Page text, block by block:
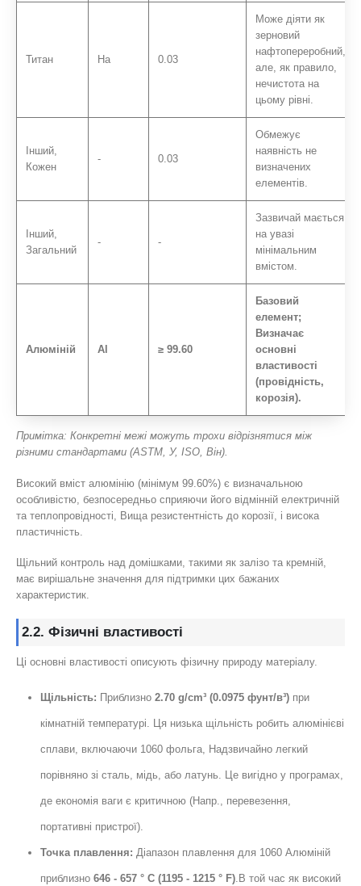
Титан На 0.03
Може діяти як
зерновий
нафтопереробний,
але, як правило,
нечистота на
цьому рівні.
Інший,
Кожен
- 0.03
Обмежує
наявність не
визначених
елементів.
Інший,
Загальний
- -
Зазвичай мається
на увазі
мінімальним
вмістом.
Алюміній Al ≥ 99.60
Базовий
елемент;
Визначає
основні
властивості
(провідність,
корозія).
Примітка: Конкретні межі можуть трохи відрізнятися між
різними стандартами (ASTM, У, ISO, Він).
Високий вміст алюмінію (мінімум 99.60%) є визначальною
особливістю, безпосередньо сприяючи його відмінній електричній
та теплопровідності, Вища резистентність до корозії, і висока
пластичність.
Щільний контроль над домішками, такими як залізо та кремній,
має вирішальне значення для підтримки цих бажаних
характеристик.
2.2. Фізичні властивості
Ці основні властивості описують фізичну природу матеріалу.
Щільність: Приблизно 2.70 g/cm³ (0.0975 фунт/в³)при
кімнатній температурі. Ця низька щільність робить алюмінієві
сплави, включаючи 1060 фольга, Надзвичайно легкий
порівняно зі сталь, мідь, або латунь. Це вигідно у програмах,
де економія ваги є критичною (Напр., перевезення,
портативні пристрої).
Точка плавлення: Діапазон плавлення для 1060 Алюміній
приблизно 646 - 657 ° C (1195 - 1215 ° F).В той час як високий